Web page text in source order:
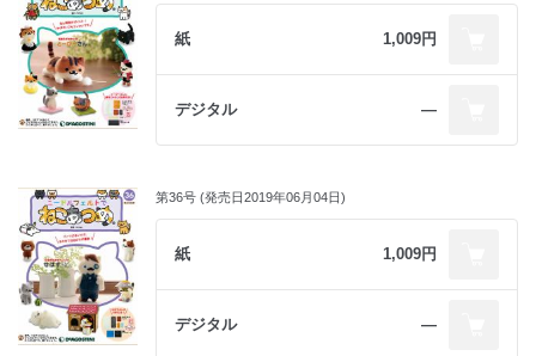
紙 1,009円
デジタル ―
第36号 (発売日2019年06月04日)
紙 1,009円
デジタル ―